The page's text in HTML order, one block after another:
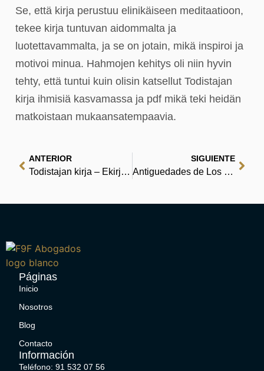
Se, että kirja perustuu elinikäiseen meditaatioon,
tekee kirja tuntuvan aidommalta ja
luotettavammalta, ja se on jotain, mikä inspiroi ja
motivoi minua. Hahmojen kehitys oli niin hyvin
tehty, että tuntui kuin olisin katsellut Todistajan
kirja ihmisiä kasvamassa ja pdf mikä teki heidän
matkoistaan mukaansatempaavia.
ANTERIOR
Todistajan kirja – Ekirjoja
SIGUIENTE
Antiguedades de Los Judios – (E-Book PDF)
Páginas
Inicio
Nosotros
Blog
Contacto
Información
Teléfono: 91 532 07 56